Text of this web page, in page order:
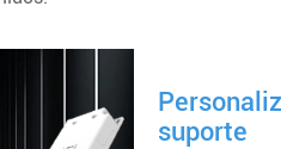
suporte